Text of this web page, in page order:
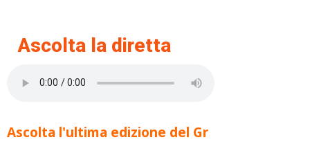
Ascolta la diretta
Ascolta l'ultima edizione del Gr